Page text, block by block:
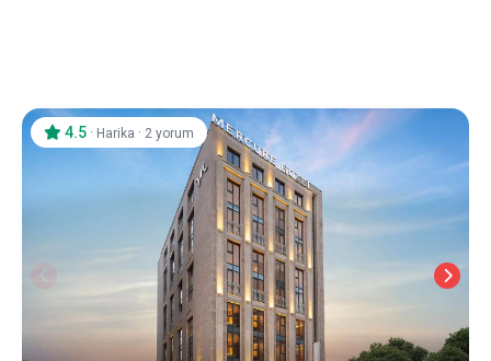
4.5 · Harika · 2 yorum